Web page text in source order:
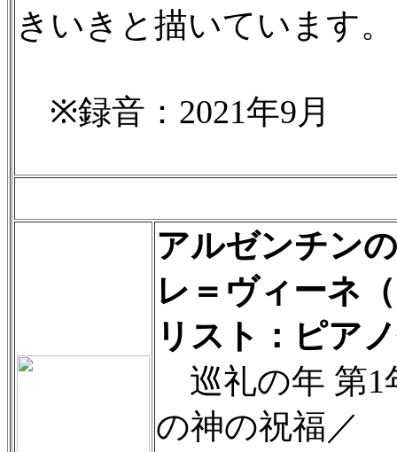
きいきと描いています。
※録音：2021年9月
アルゼンチン
レ＝ヴィーネ
リスト：ピア
巡礼の年 第1
の神の祝福／